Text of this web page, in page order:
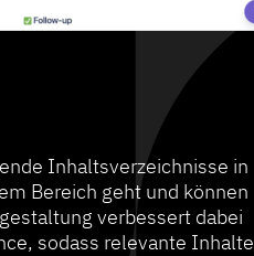
Inhaltsverzeichnisse in
Bereich geht und können
verbessert dabei
sodass relevante Inhalte